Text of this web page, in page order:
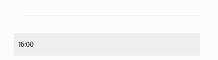
16:00